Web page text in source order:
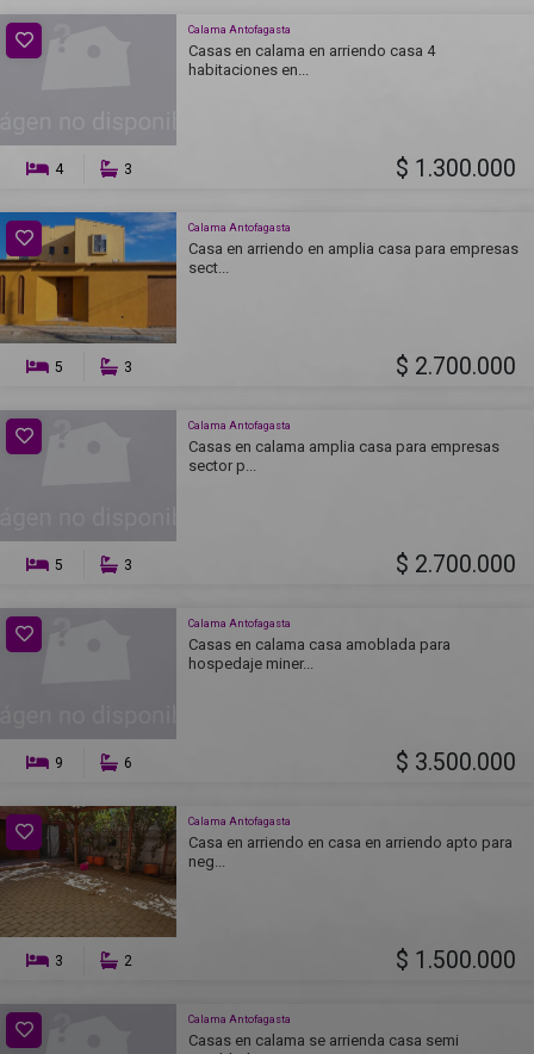
Calama Antofagasta
Casas en calama en arriendo casa 4
habitaciones en...
4 3 $ 1.300.000
Calama Antofagasta
Casa en arriendo en amplia casa para empresas
sect...
5 3 $ 2.700.000
Calama Antofagasta
Casas en calama amplia casa para empresas
sector p...
5 3 $ 2.700.000
Calama Antofagasta
Casas en calama casa amoblada para
hospedaje miner...
9 6 $ 3.500.000
Calama Antofagasta
Casa en arriendo en casa en arriendo apto para
neg...
3 2 $ 1.500.000
Calama Antofagasta
Casas en calama se arrienda casa semi